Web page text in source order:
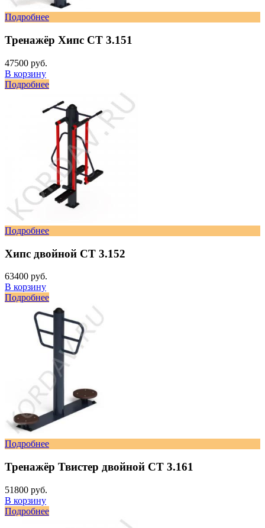
Подробнее
Тренажёр Хипс СТ 3.151
47500 руб.
В корзину
Подробнее
Подробнее
Хипс двойной СТ 3.152
63400 руб.
В корзину
Подробнее
Подробнее
Тренажёр Твистер двойной СТ 3.161
51800 руб.
В корзину
Подробнее